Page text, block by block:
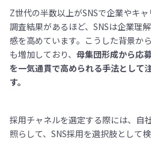
Z世代の半数以上がSNSで企業やキ
調査結果があるほど、SNSは企業理
感を高めています。こうした背景か
も増加しており、 母集団形成から応
を一気通貫で高められる手法として
す。
採用チャネルを選定する際には、自
照らして、SNS採用を選択肢として